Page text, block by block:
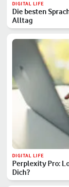
DIGITAL LIFE
Die besten
Alltag
DIGITAL LIFE
Perplexity Pro:
Dich?